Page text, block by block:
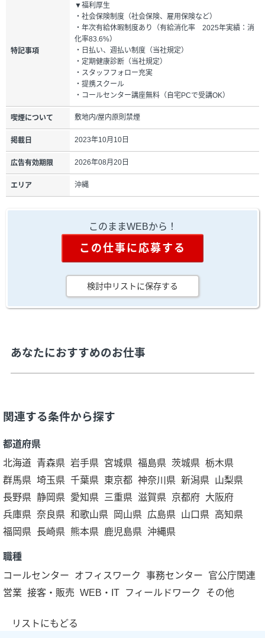
特記事項
▼福利厚生
・社会保険制度（社会保険、雇用保険など）
・年次有給休暇制度あり（有給消化率 2025年実績：消
化率83.6%）
・日払い、週払い制度（当社規定）
・定期健康診断（当社規定）
・スタッフフォロー充実
・提携スクール
・コールセンター講座無料（自宅PCで受講OK）
喫煙について 敷地内/屋内原則禁煙
掲載日 2023年10月10日
広告有効期限 2026年08月20日
エリア 沖縄
このままWEBから！
この仕事に応募する
検討中リストに保存する
あなたにおすすめのお仕事
関連する条件から探す
都道府県
北海道 青森県 岩手県 宮城県 福島県 茨城県 栃木県
群馬県 埼玉県 千葉県 東京都 神奈川県 新潟県 山梨県
長野県 静岡県 愛知県 三重県 滋賀県 京都府 大阪府
兵庫県 奈良県 和歌山県 岡山県 広島県 山口県 高知県
福岡県 長崎県 熊本県 鹿児島県 沖縄県
職種
コールセンター
オフィスワーク 事務センター
官公庁関連
営業 接客・販売 WEB・IT フィールドワーク その他
リストにもどる